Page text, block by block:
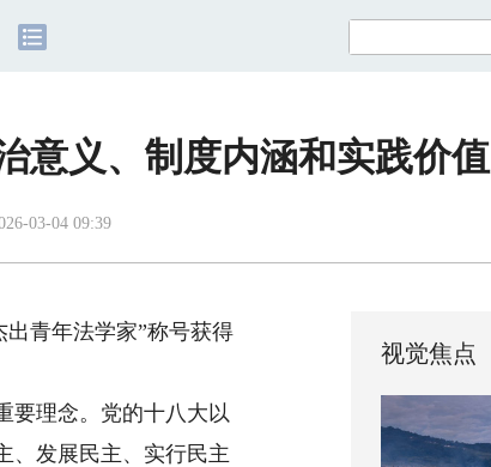
意义、制度内涵和实践价值
03-04 09:39
青年法学家”称号获得
理念。党的十八大以
、发展民主、实行民主
视觉焦点